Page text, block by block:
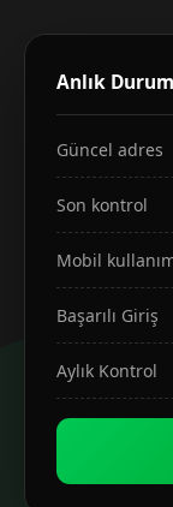
Anlık Durum
Güncel adres
Son kontrol
Mobil
Başarılı Giriş
Aylık Kontrol